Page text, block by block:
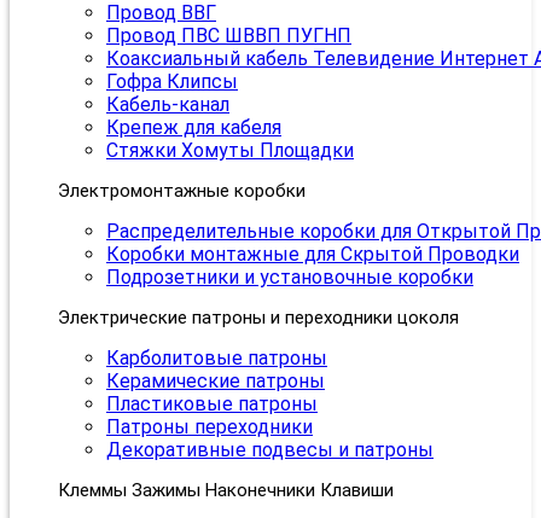
Провод ВВГ
Провод ПВС ШВВП ПУГНП
Коаксиальный кабель Телевидение Интернет
Гофра Клипсы
Кабель-канал
Крепеж для кабеля
Стяжки Хомуты Площадки
Электромонтажные коробки
Распределительные коробки для Открытой
Коробки монтажные для Скрытой Проводки
Подрозетники и установочные коробки
Электрические патроны и переходники цоколя
Карболитовые патроны
Керамические патроны
Пластиковые патроны
Патроны переходники
Декоративные подвесы и патроны
Клеммы Зажимы Наконечники Клавиши